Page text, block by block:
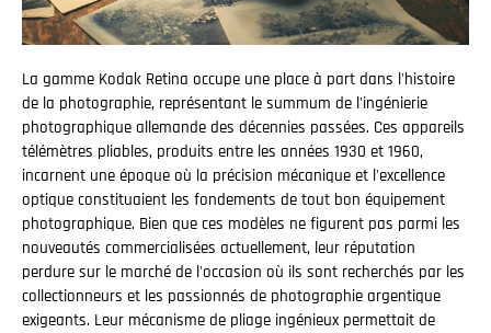
La gamme Kodak Retina occupe une place à part dans l'histoire
de la photographie, représentant le summum de l'ingénierie
photographique allemande des décennies passées. Ces appareils
télémètres pliables, produits entre les années 1930 et 1960,
incarnent une époque où la précision mécanique et l'excellence
optique constituaient les fondements de tout bon équipement
photographique. Bien que ces modèles ne figurent pas parmi les
nouveautés commercialisées actuellement, leur réputation
perdure sur le marché de l'occasion où ils sont recherchés par les
collectionneurs et les passionnés de photographie argentique
exigeants. Leur mécanisme de pliage ingénieux permettait de